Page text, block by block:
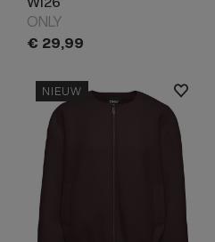
ONLY
€ 29,99
NIEUW